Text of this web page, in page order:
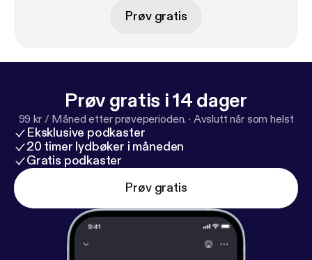
Prøv gratis
Prøv gratis i 14 dager
99 kr / Måned etter prøveperioden. · Avslutt når som helst
Eksklusive podkaster
20 timer lydbøker i måneden
Gratis podkaster
Prøv gratis